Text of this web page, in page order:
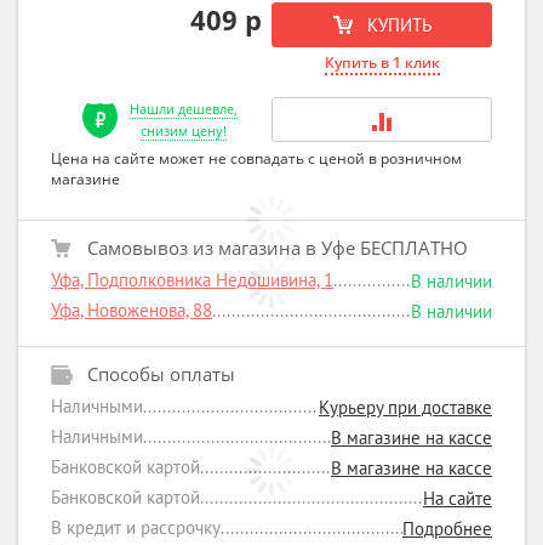
409 р КУПИТЬ
Купить в 1 клик
Нашли дешевле,
снизим цену!
Цена на сайте может не совпадать с ценой в розничном
магазине
Самовывоз из магазина в Уфе БЕСПЛАТНО
Уфа, Подполковника Недошивина, 1
В наличии
Уфа, Новоженова, 88
В наличии
Способы оплаты
Наличными
Курьеру при доставке
Наличными
В магазине на кассе
Банковской картой
В магазине на кассе
Банковской картой
На сайте
В кредит и рассрочку
Подробнее